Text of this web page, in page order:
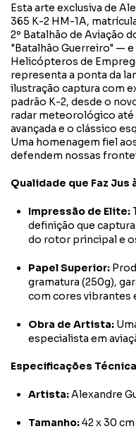
Esta arte exclusiva de
365 K-2 HM-1A,
2º Batalhão de Aviação
"Batalhão Guerreiro" — e
Helicópteros de
representa a ponta da
ilustração captura com
padrão K-2, desde o
radar meteorológico até
avançada e o clássico
Uma homenagem fiel
defendem nossas
Qualidade que Faz Jus
Impressão de Elite:
definição que
do rotor principal e
Papel Superior:
gramatura (250g),
com cores vibrantes
Obra de Artista:
especialista em
Especificações
Artista:Alexandre
Tamanho:42 x 30 cm